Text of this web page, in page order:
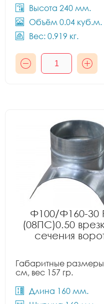
Высота 240 мм.
Объём 0.04 куб.м.
Вес: 0.919 кг.
Ф100/Ф160-30
(08ПС)0.50
сечения
Габаритные
см, вес 157 гр.
Длина 160 мм.